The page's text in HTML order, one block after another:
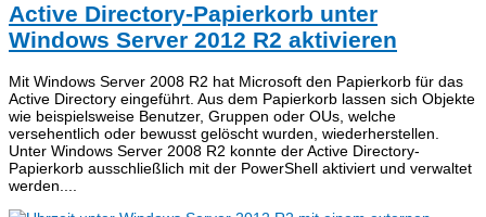
Active Directory-Papierkorb unter
Windows Server 2012 R2 aktivieren
Mit Windows Server 2008 R2 hat Microsoft den Papierkorb für das
Active Directory eingeführt. Aus dem Papierkorb lassen sich Objekte
wie beispielsweise Benutzer, Gruppen oder OUs, welche
versehentlich oder bewusst gelöscht wurden, wiederherstellen.
Unter Windows Server 2008 R2 konnte der Active Directory-
Papierkorb ausschließlich mit der PowerShell aktiviert und verwaltet
werden....